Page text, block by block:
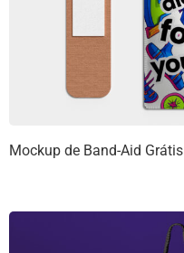
Mockup de Band-Aid Grátis